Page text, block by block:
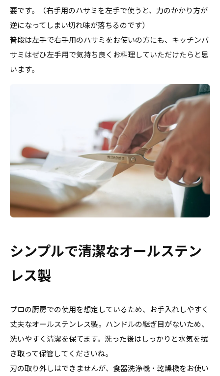
要です。（右手用のハサミを左手で使うと、力のかかり方が
逆になってしまい切れ味が落ちるのです）
普段は左手で右手用のハサミをお使いの方にも、キッチンバ
サミはぜひ左手用で気持ち良くお料理していただけたらと思
います。
シンプルで清潔なオールステン
レス製
プロの厨房での使用を想定しているため、お手入れしやすく
丈夫なオールステンレス製。ハンドルの継ぎ目がないため、
洗いやすく清潔を保てます。洗った後はしっかりと水気を拭
き取って保管してくださいね。
刃の取り外しはできませんが、食器洗浄機・乾燥機をお使い